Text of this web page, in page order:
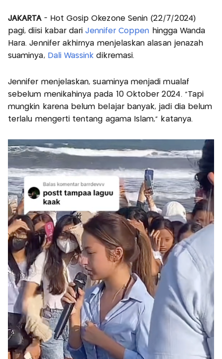
JAKARTA - Hot Gosip Okezone Senin (22/7/2024)
pagi, diisi kabar dariJennifer Coppen hingga Wanda
Hara. Jennifer akhirnya menjelaskan alasan jenazah
suaminya, Dali Wassink dikremasi.
Jennifer menjelaskan, suaminya menjadi mualaf
sebelum menikahinya pada 10 Oktober 2024. “Tapi
mungkin karena belum belajar banyak, jadi dia belum
terlalu mengerti tentang agama Islam,” katanya.